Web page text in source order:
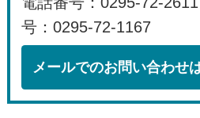
号：0295-72-1167
メールでのお問い合わせ